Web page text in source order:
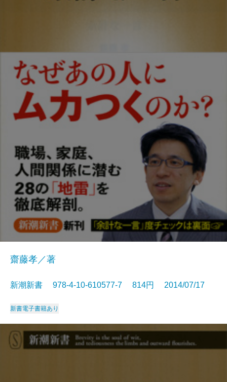
齋藤孝／著
新潮新書 978-4-10-610577-7 814円 2014/07/17
新書電子書籍あり